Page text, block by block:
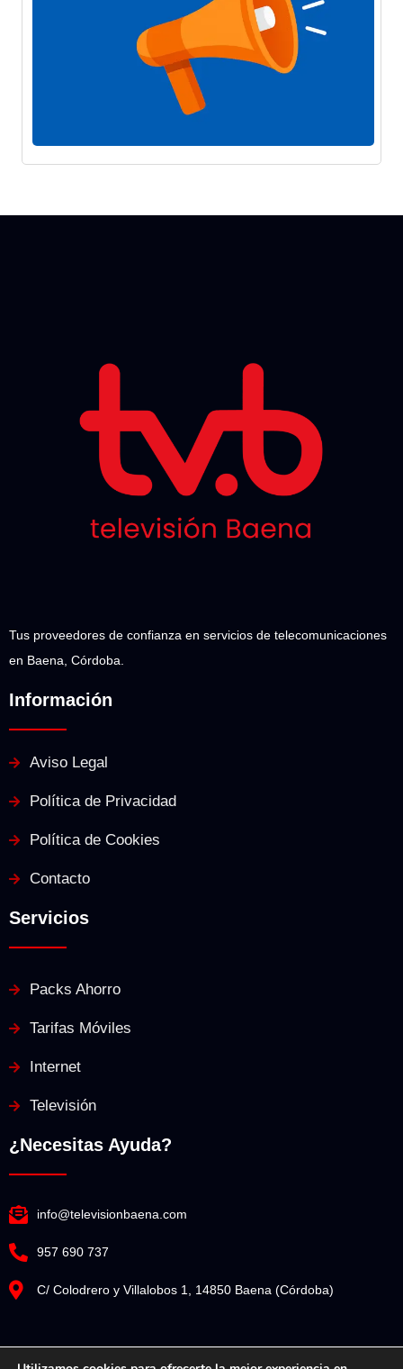
Tus proveedores de confianza en servicios de telecomunicaciones
en Baena, Córdoba.
Información
Aviso Legal
Política de Privacidad
Política de Cookies
Contacto
Servicios
Packs Ahorro
Tarifas Móviles
Internet
Televisión
¿Necesitas Ayuda?
info@televisionbaena.com
957 690 737
C/ Colodrero y Villalobos 1, 14850 Baena (Córdoba)